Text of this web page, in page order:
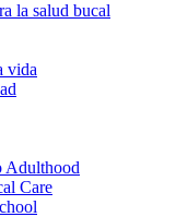
la salud bucal
vida
Adulthood
Care